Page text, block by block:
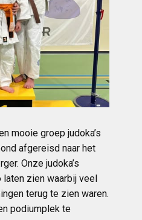
mooie groep judoka’s
afgereisd naar het
Onze judoka’s
laten zien waarbij veel
terug te zien waren.
podiumplek te